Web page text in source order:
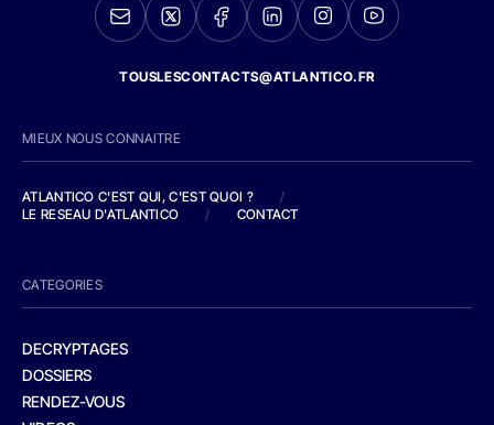
TOUSLESCONTACTS@ATLANTICO.FR
MIEUX NOUS CONNAITRE
ATLANTICO C'EST QUI, C'EST QUOI ?
/
LE RESEAU D'ATLANTICO
/ CONTACT
CATEGORIES
DECRYPTAGES
DOSSIERS
RENDEZ-VOUS